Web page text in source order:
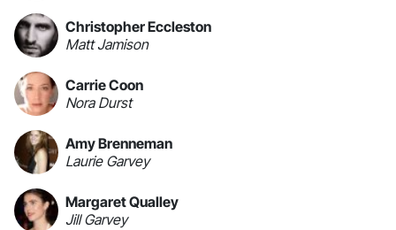
Christopher Eccleston
Matt Jamison
Carrie Coon
Nora Durst
Amy Brenneman
Laurie Garvey
Margaret Qualley
Jill Garvey